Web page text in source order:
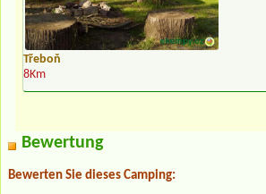
Třeboň
8Km
Bewertung
Bewerten Sie dieses Camping: